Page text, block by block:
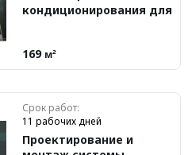
кондиционирования для
169 м²
Срок работ:
11 рабочих дней
Проектирование и